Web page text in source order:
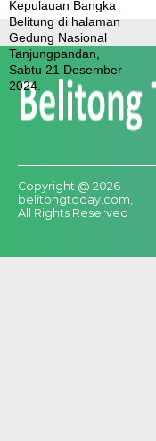
Copyright @ 2026
belitongtoday.com,
All Rights Reserved